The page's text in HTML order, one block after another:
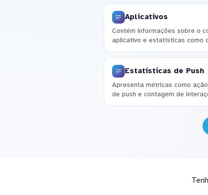
Aplicativos
Contém informações sobre o
aplicativo e estatísticas como
Estatísticas de Push
Apresenta métricas como
de push e contagem de